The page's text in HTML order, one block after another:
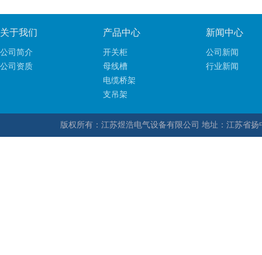
关于我们
公司简介
公司资质
产品中心
开关柜
母线槽
电缆桥架
支吊架
新闻中心
公司新闻
行业新闻
版权所有：江苏煜浩电气设备有限公司 地址：江苏省